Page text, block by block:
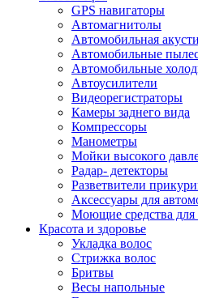
GPS навигаторы
Автомагнитолы
Автомобильная
Автомобильные
Автомобильные
Автоусилители
Видеорегистраторы
Камеры заднего вида
Компрессоры
Манометры
Мойки высокого
Радар- детекторы
Разветвители
Аксессуары для
Моющие средства для
Красота и здоровье
Укладка волос
Стрижка волос
Бритвы
Весы напольные